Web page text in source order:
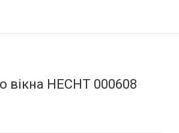
вікна HECHT 000608